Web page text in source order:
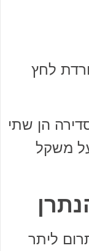
לחץ
הן שתי
משקל
ליתר